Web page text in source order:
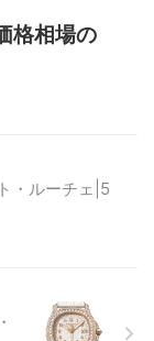
格相場の
・ルーチェ|5